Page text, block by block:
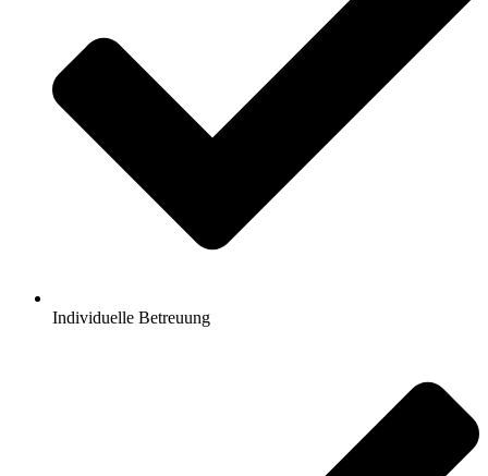
Individuelle Betreuung